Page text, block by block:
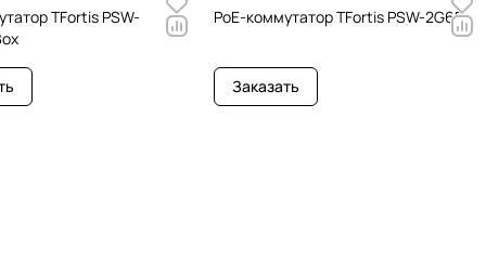
TFortis PSW-
РоЕ-коммутатор TFortis PSW-2G6F+
Заказать